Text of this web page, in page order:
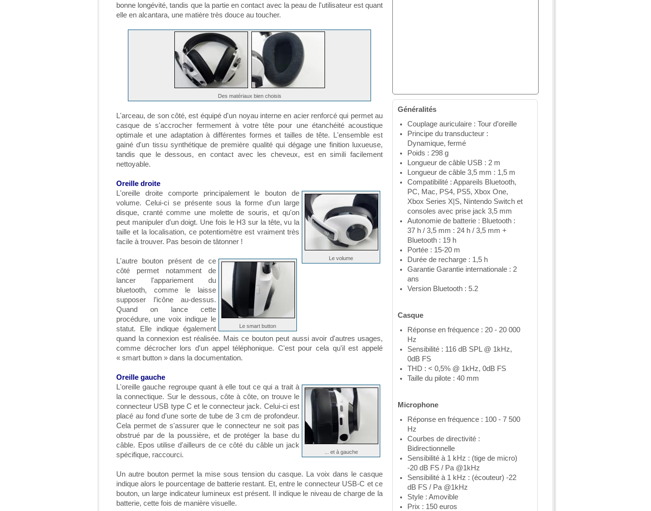
Logiciel
Un peu de technique
Bluetooth : protocole et résultats
Protocole de tests d'écoute
Plage de rendu sonore : protocole et résultat
Conclusion
bonne longévité, tandis que la partie en contact avec la peau de l'utilisateur est quant
elle en alcantara, une matière très douce au toucher.
Des matériaux bien choisis
L'arceau, de son côté, est équipé d'un noyau interne en acier renforcé qui permet au
casque de s'accrocher fermement à votre tête pour une étanchéité acoustique
optimale et une adaptation à différentes formes et tailles de tête. L'ensemble est
gainé d'un tissu synthétique de première qualité qui dégage une finition luxueuse,
tandis que le dessous, en contact avec les cheveux, est en simili facilement
nettoyable.
Oreille droite
Le volume
L'oreille droite comporte principalement le bouton de
volume. Celui-ci se présente sous la forme d'un large
disque, cranté comme une molette de souris, et qu'on
peut manipuler d'un doigt. Une fois le H3 sur la tête, vu la
taille et la localisation, ce potentiomètre est vraiment très
facile à trouver. Pas besoin de tâtonner !
Le smart button
L'autre bouton présent de ce
côté permet notamment de
lancer l'appariement du
bluetooth, comme le laisse
supposer l’icône au-dessus.
Quand on lance cette
procédure, une voix indique le
statut. Elle indique également
quand la connexion est réalisée. Mais ce bouton peut aussi avoir d'autres usages,
comme décrocher lors d'un appel téléphonique. C'est pour cela qu'il est appelé
« smart button » dans la documentation.
Oreille gauche
... et à gauche
L'oreille gauche regroupe quant à elle tout ce qui a trait à
la connectique. Sur le dessous, côte à côte, on trouve le
connecteur USB type C et le connecteur jack. Celui-ci est
placé au fond d'une sorte de tube de 3 cm de profondeur.
Cela permet de s'assurer que le connecteur ne soit pas
obstrué par de la poussière, et de protéger la base du
câble. Epos utilise d'ailleurs de ce côté du câble un jack
spécifique, raccourci.
Un autre bouton permet la mise sous tension du casque. La voix dans le casque
indique alors le pourcentage de batterie restant. Et, entre le connecteur USB-C et ce
bouton, un large indicateur lumineux est présent. Il indique le niveau de charge de la
batterie, cette fois de manière visuelle.
Généralités
Couplage auriculaire : Tour d’oreille
Principe du transducteur :
Dynamique, fermé
Poids : 298 g
Longueur de câble USB : 2 m
Longueur de câble 3,5 mm : 1,5 m
Compatibilité : Appareils Bluetooth,
PC, Mac, PS4, PS5, Xbox One,
Xbox Series X|S, Nintendo Switch et
consoles avec prise jack 3,5 mm
Autonomie de batterie : Bluetooth :
37 h / 3,5 mm : 24 h / 3,5 mm +
Bluetooth : 19 h
Portée : 15-20 m
Durée de recharge : 1,5 h
Garantie Garantie internationale : 2
ans
Version Bluetooth : 5.2
Casque
Réponse en fréquence : 20 - 20 000
Hz
Sensibilité : 116 dB SPL @ 1kHz,
0dB FS
THD : < 0,5% @ 1kHz, 0dB FS
Taille du pilote : 40 mm
Microphone
Réponse en fréquence : 100 - 7 500
Hz
Courbes de directivité :
Bidirectionnelle
Sensibilité à 1 kHz : (tige de micro)
-20 dB FS / Pa @1kHz
Sensibilité à 1 kHz : (écouteur) -22
dB FS / Pa @1kHz
Style : Amovible
Prix : 150 euros